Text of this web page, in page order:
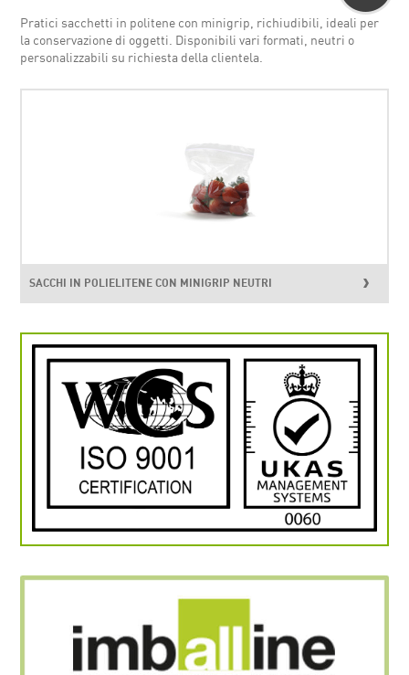
Pratici sacchetti in politene con minigrip, richiudibili, ideali per
la conservazione di oggetti. Disponibili vari formati, neutri o
personalizzabili su richiesta della clientela.
SACCHI IN POLIELITENE CON MINIGRIP NEUTRI